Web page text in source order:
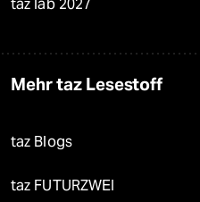
taz lab 2027
Mehr taz Lesestoff
taz Blogs
taz FUTURZWEI